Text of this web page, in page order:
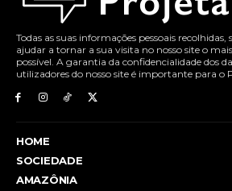
Todas as suas informações pessoais recolhidas,
ajudar a tornar a sua visita no nosso site o
possível. A garantia da confidencialidade dos
utilizadores do nosso site é importante para o
HOME
SOCIEDADE
AMAZÔNIA